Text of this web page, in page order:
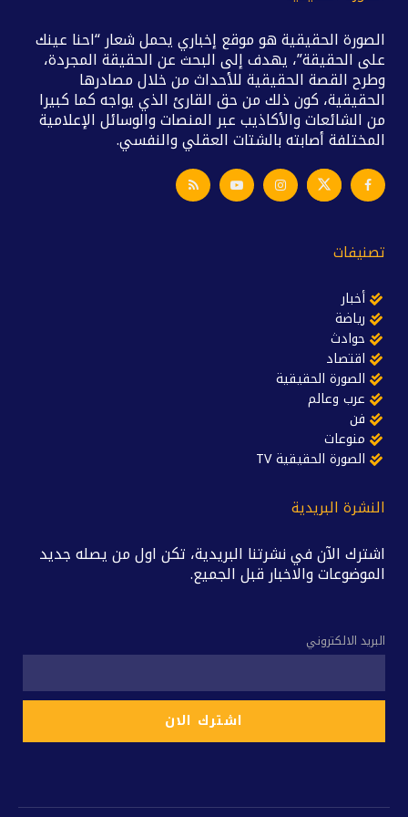
الصورة الحقيقية هو موقع إخباري يحمل شعار “احنا عينك
على الحقيقة”، يهدف إلى البحث عن الحقيقة المجردة،
وطرح القصة الحقيقية للأحداث من خلال مصادرها
الحقيقية، كون ذلك من حق القارئ الذي يواجه كما كبيرا
من الشائعات والأكاذيب عبر المنصات والوسائل الإعلامية
المختلفة أصابته بالشتات العقلي والنفسي.
تصنيفات
أخبار
رياضة
حوادث
اقتصاد
الصورة الحقيقية
عرب وعالم
فن
منوعات
الصورة الحقيقية TV
النشرة البريدية
اشترك الآن في نشرتنا البريدية، تكن اول من يصله جديد
الموضوعات والاخبار قبل الجميع.
البريد الالكتروني